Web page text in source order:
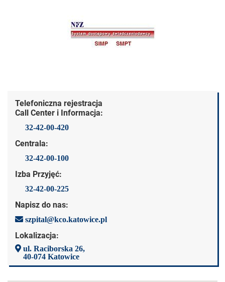
Dane kontaktowe
Telefoniczna rejestracja
Call Center i Informacja:
32-42-00-420
Centrala:
32-42-00-100
Izba Przyjęć:
32-42-00-225
Napisz do nas:
szpital@kco.katowice.pl
Lokalizacja:
ul. Raciborska 26,
40-074 Katowice